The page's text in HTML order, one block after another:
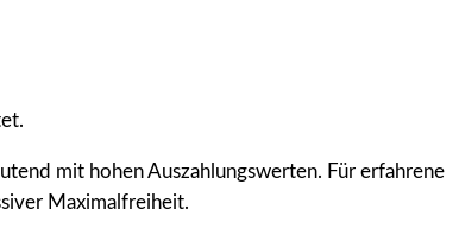
mit hohen Auszahlungswerten. Für erfahrene
Maximalfreiheit.